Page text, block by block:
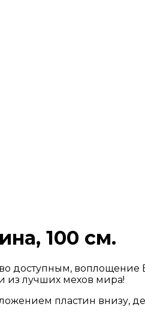
100 см.
доступным,
из лучших мехов мира!
пластин внизу,